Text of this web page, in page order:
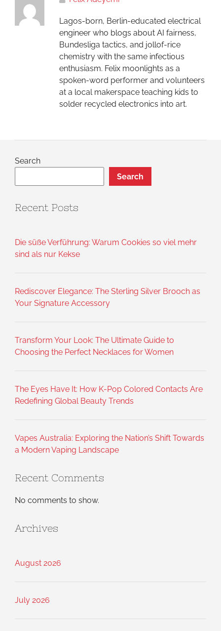
Lagos-born, Berlin-educated electrical
engineer who blogs about AI fairness,
Bundesliga tactics, and jollof-rice
chemistry with the same infectious
enthusiasm. Felix moonlights as a
spoken-word performer and volunteers
at a local makerspace teaching kids to
solder recycled electronics into art.
Search
Search
Recent Posts
Die süße Verführung: Warum Cookies so viel mehr
sind als nur Kekse
Rediscover Elegance: The Sterling Silver Brooch as
Your Signature Accessory
Transform Your Look: The Ultimate Guide to
Choosing the Perfect Necklaces for Women
The Eyes Have It: How K-Pop Colored Contacts Are
Redefining Global Beauty Trends
Vapes Australia: Exploring the Nation’s Shift Towards
a Modern Vaping Landscape
Recent Comments
No comments to show.
Archives
August 2026
July 2026